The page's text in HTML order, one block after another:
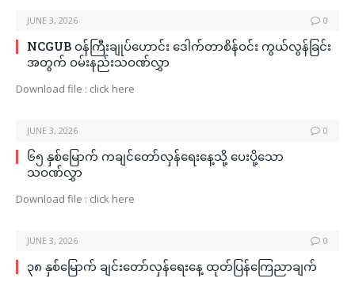
JUNE 3, 2026 0
NCGUB ဝန်ကြီးချုပ်ဟောင်း ဒေါက်တာစိန်ဝင်း ကွယ်လွန်ခြင်း
အတွက် ဝမ်းနည်းသဝဏ်လွှာ
Download file : click here
JUNE 3, 2026 0
၆၅ နှစ်မြောက် ကချင်တော်လှန်ရေးနေ့သို့ ပေးပို့သော
သဝဏ်လွှာ
Download file : click here
JUNE 3, 2026 0
၃၈ နှစ်မြောက် ချင်းတော်လှန်ရေးနေ့ ထုတ်ပြန်ကြေညာချက်